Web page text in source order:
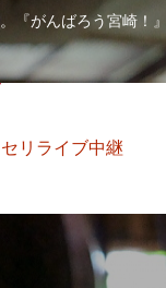
『がんばろう宮崎！』
セリライブ中継